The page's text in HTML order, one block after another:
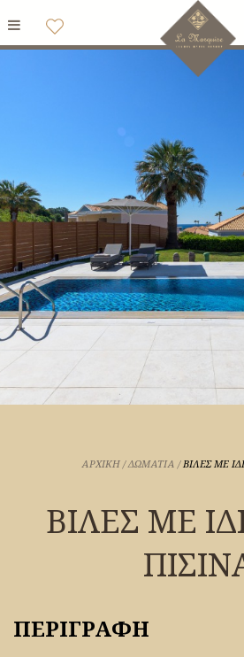
ΑΡΧΙΚΉ /ΔΩΜΑΤΙΑ / ΒΙΛΕΣ ΜΕ
ΒΙΛΕΣ ΜΕ
ΠΕΡΙΓΡΑΦΗ